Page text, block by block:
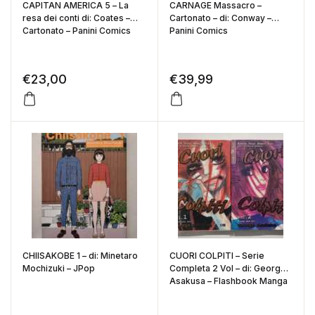
CAPITAN AMERICA 5 – La
resa dei conti di: Coates –
Cartonato – Panini Comics
€23,00
CARNAGE Massacro –
Cartonato – di: Conway –
Panini Comics
€39,99
CHIISAKOBE 1 – di: Minetaro
Mochizuki – JPop
CUORI COLPITI – Serie
Completa 2 Vol – di: George
Asakusa – Flashbook Manga